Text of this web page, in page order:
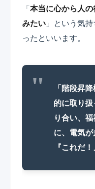
「本当に心から人
みたい 」という気
ったといいます。
「階段昇
的に取り
り合い、
に、電気が
『これだ